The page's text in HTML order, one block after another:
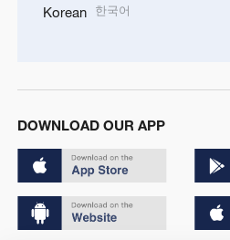
Korean 한국어
DOWNLOAD OUR APP